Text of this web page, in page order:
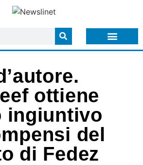
ottiene
ingiuntivo
del
di Fedez